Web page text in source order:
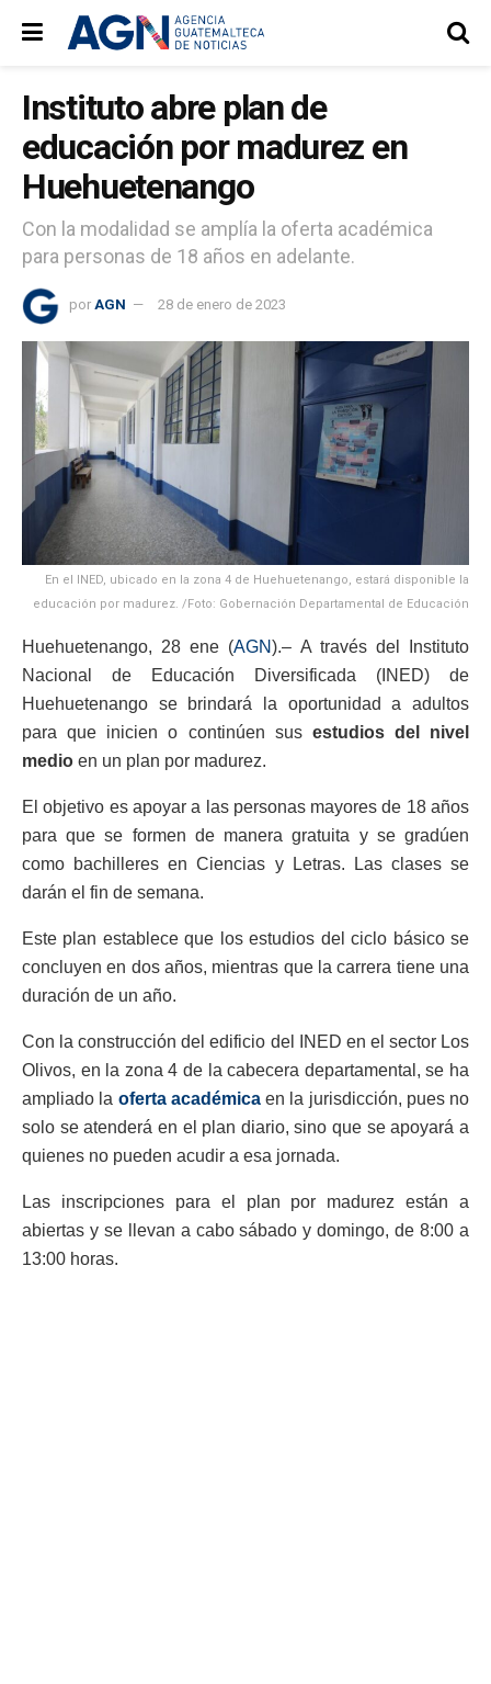
Instituto abre plan de
educación por madurez en
Huehuetenango
Con la modalidad se amplía la oferta académica
para personas de 18 años en adelante.
por AGN 28 de enero de 2023
En el INED, ubicado en la zona 4 de Huehuetenango, estará disponible la
educación por madurez. /Foto: Gobernación Departamental de Educación
Huehuetenango, 28 ene (AGN).– A través del Instituto
Nacional de Educación Diversificada (INED) de
Huehuetenango se brindará la oportunidad a adultos
para que inicien o continúen susestudios del nivel
medio en un plan por madurez.
El objetivo es apoyar a las personas mayores de 18 años
para que se formen de manera gratuita y se gradúen
como bachilleres en Ciencias y Letras. Las clases se
darán el fin de semana.
Este plan establece que los estudios del ciclo básico se
concluyen en dos años, mientras que la carrera tiene una
duración de un año.
Con la construcción del edificio del INED en el sector Los
Olivos, en la zona 4 de la cabecera departamental, se ha
ampliado la oferta académica en la jurisdicción, pues no
solo se atenderá en el plan diario, sino que se apoyará a
quienes no pueden acudir a esa jornada.
Las inscripciones para el plan por madurez están a
abiertas y se llevan a cabo sábado y domingo, de 8:00 a
13:00 horas.